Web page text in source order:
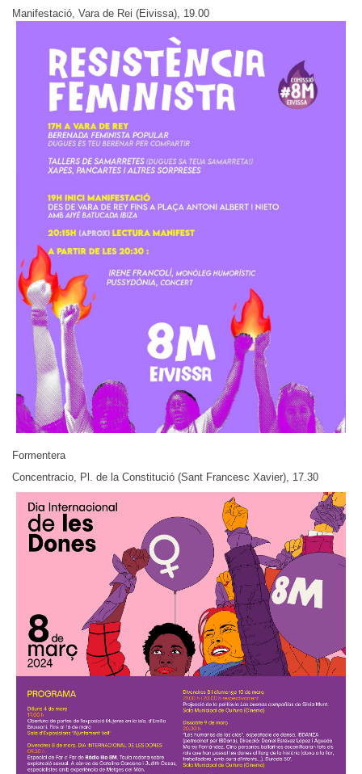
Manifestació, Vara de Rei (Eivissa), 19.00
Formentera
Concentracio, Pl. de la Constitució (Sant Francesc Xavier), 17.30